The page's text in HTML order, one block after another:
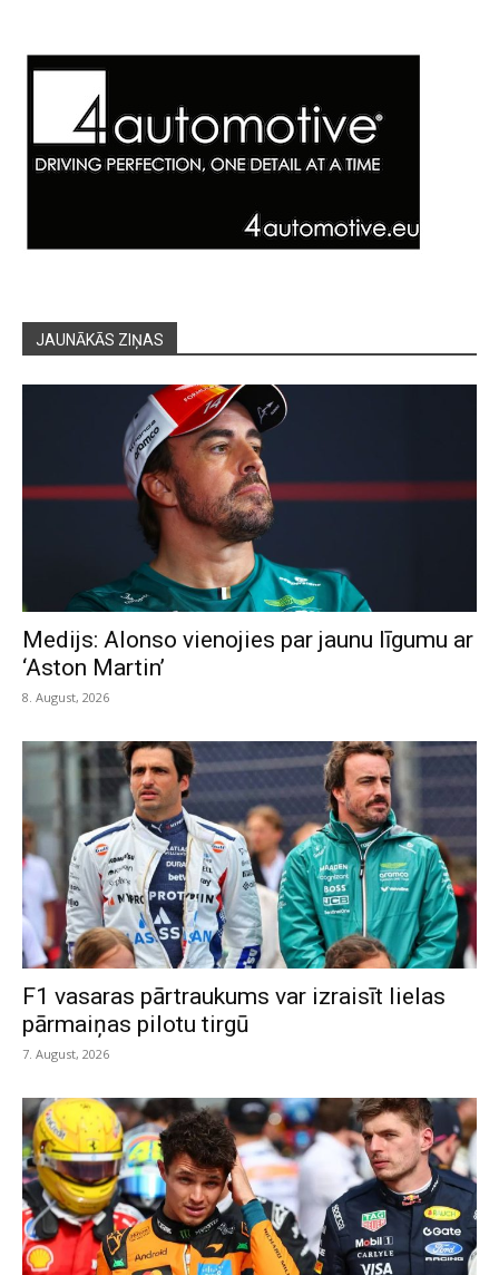
JAUNĀKĀS ZIŅAS
Medijs: Alonso vienojies par jaunu līgumu ar
‘Aston Martin’
8. August, 2026
F1 vasaras pārtraukums var izraisīt lielas
pārmaiņas pilotu tirgū
7. August, 2026